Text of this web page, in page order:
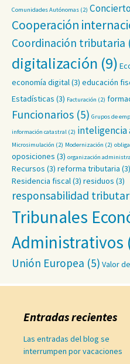
Comunidades Autónomas (2)
Cooperación
Coordinación tributaria
digitalización (9)
economía digital(3) educación
Estadísticas (3) Facturación (2)
Funcionarios (5) Grupos de
información catastral (2)
Microsimulación (2) Modernización (2)
oposiciones (3) organización
Recursos (3) reforma tributaria (3)
Residencia fiscal(3) residuos (3)
responsabilidad
Tribunales
Administrativos
Unión Europea (5) Valor
Entradas recientes
Las entradas del blog se
interrumpen por vacaciones